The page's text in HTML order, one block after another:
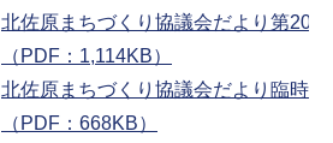
北佐原まちづくり協議会だより第20
（PDF：1,114KB）
北佐原まちづくり協議会だより臨時
（PDF：668KB）